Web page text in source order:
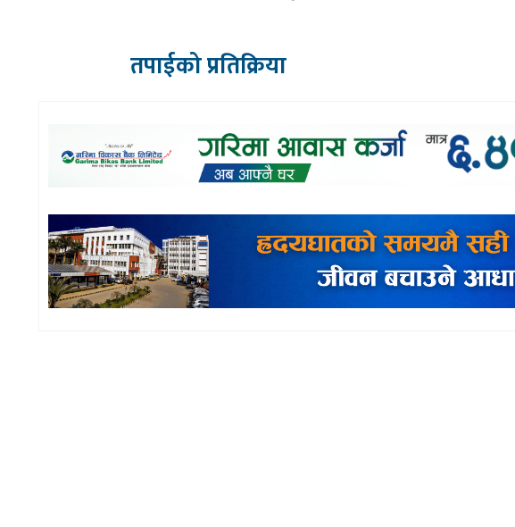
तपाईको प्रतिक्रिया